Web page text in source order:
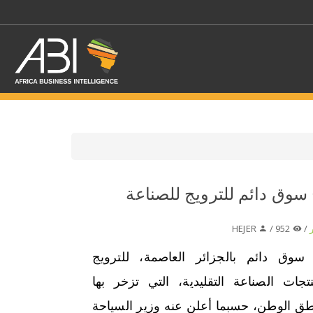
اختر قطاع / القطاعات
سوق دائم للترويج للصناعة
/
دائم بالجزائر العاصمة، للترويج
الصناعة التقليدية، التي تزخر بها
الوطن، حسبما أعلن عنه وزير السياحة